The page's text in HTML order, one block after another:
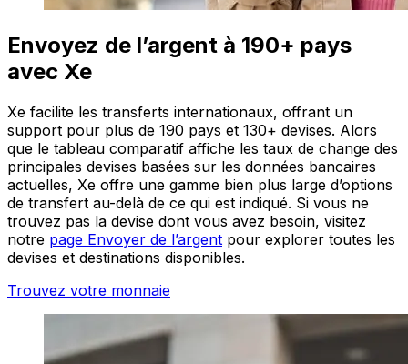
Envoyez de l’argent à 190+ pays
avec Xe
Xe facilite les transferts internationaux, offrant un
support pour plus de 190 pays et 130+ devises. Alors
que le tableau comparatif affiche les taux de change des
principales devises basées sur les données bancaires
actuelles, Xe offre une gamme bien plus large d’options
de transfert au-delà de ce qui est indiqué. Si vous ne
trouvez pas la devise dont vous avez besoin, visitez
notre page Envoyer de l’argent pour explorer toutes les
devises et destinations disponibles.
Trouvez votre monnaie